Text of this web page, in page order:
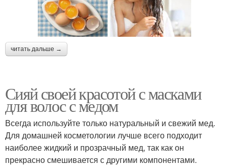
читать дальше →
Сияй своей красотой с масками
для волос с медом
Всегда используйте только натуральный и свежий мед.
Для домашней косметологии лучше всего подходит
наиболее жидкий и прозрачный мед, так как он
прекрасно смешивается с другими компонентами.